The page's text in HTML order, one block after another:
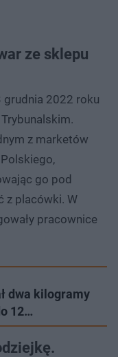
ze sklepu
grudnia 2022 roku
z marketów
go pod
z placówki. W
pracownice
dwa kilogramy
12…